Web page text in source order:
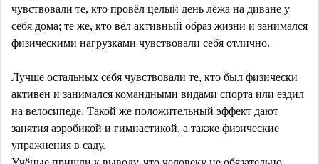
чувствовали те, кто провёл целый день лёжа на диване у
себя дома; те же, кто вёл активный образ жизни и занимался
физическими нагрузками чувствовали себя отлично.
Лучше остальных себя чувствовали те, кто был физически
активен и занимался командными видами спорта или ездил
на велосипеде. Такой же положительный эффект дают
занятия аэробикой и гимнастикой, а также физические
упражнения в саду.